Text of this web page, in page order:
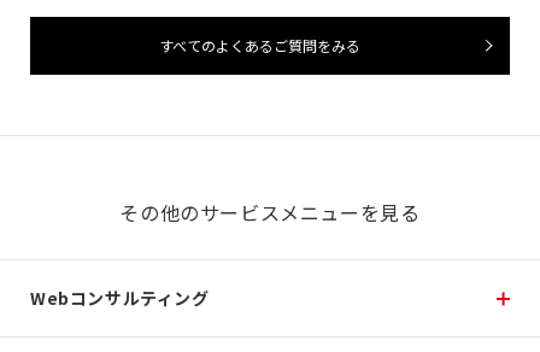
すべてのよくあるご質問をみる
その他のサービスメニューを見る
Webコンサルティング